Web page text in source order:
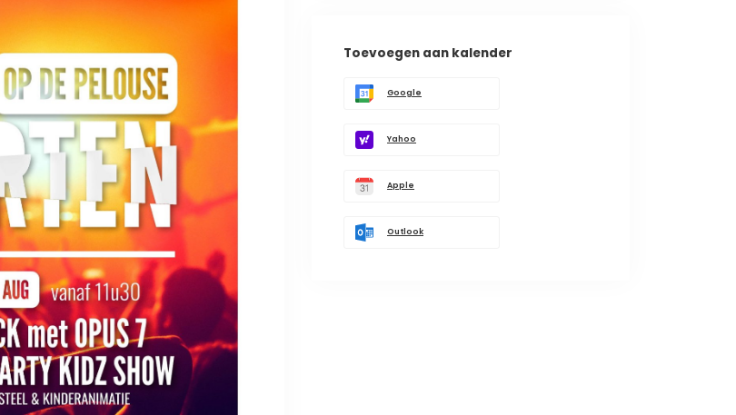
Toevoegen aan kalender
Google
Yahoo
Apple
Outlook